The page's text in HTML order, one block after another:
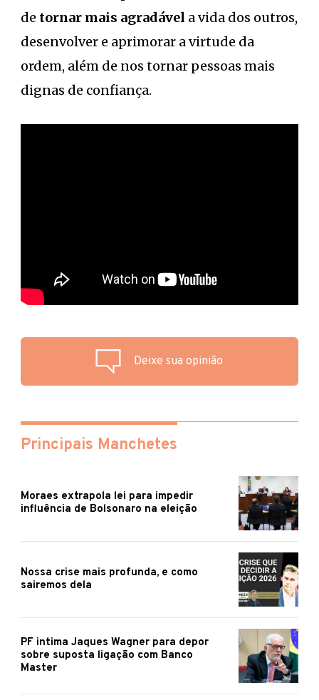
de tornar mais agradável a vida dos outros,
desenvolver e aprimorar a virtude da
ordem, além de nos tornar pessoas mais
dignas de confiança.
Deixe sua opinião
Principais Manchetes
Moraes extrapola lei para impedir
influência de Bolsonaro na eleição
Nossa crise mais profunda, e como
sairemos dela
PF intima Jaques Wagner para depor
sobre suposta ligação com Banco
Master